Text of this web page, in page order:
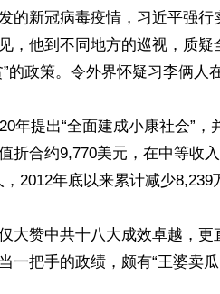
的新冠病毒疫情，习近平强
，他到不同地方的巡视，质
”的政策。令外界怀疑习李俩人
年提出“全面建成小康社会”
折合约9,770美元，在中等收
2012年底以来累计减少8,239
大赞中共十八大成效卓越，更
一把手的政绩，颇有“王婆卖瓜